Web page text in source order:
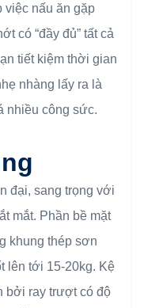
việc nấu ăn gặp
có “đầy đủ” tất cả
tiết kiệm thời gian
nhàng lấy ra là
nhiều công sức.
đại, sang trọng với
mắt. Phần bề mặt
khung thép sơn
lên tới 15-20kg. Kệ
bởi ray trượt có độ